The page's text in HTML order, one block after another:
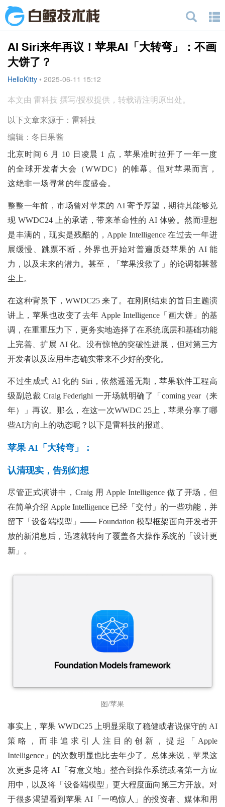
AI Siri来年再议！苹果AI「大转弯」：不画
大饼了？
HelloKitty • 2025-06-11 15:12
本文由 雷科技 撰写/授权提供，转载请注明原出处。
以下文章来源于：雷科技
编辑：冬日果酱
北京时间 6 月 10 日凌晨 1 点，苹果准时拉开了一年一度
的全球开发者大会（WWDC）的帷幕。但对苹果而言，
这绝非一场寻常的年度盛会。
整整一年前，市场曾对苹果的 AI 寄予厚望，期待其能够兑
现 WWDC24 上的承诺，带来革命性的 AI 体验。然而理想
是丰满的，现实是残酷的，Apple Intelligence 在过去一年进
展缓慢、跳票不断，外界也开始对普遍质疑苹果的 AI 能
力，以及未来的潜力。甚至，「苹果没救了」的论调都甚嚣
尘上。
在这种背景下，WWDC25 来了。在刚刚结束的首日主题演
讲上，苹果也改变了去年 Apple Intelligence「画大饼」的基
调，在重重压力下，更务实地选择了在系统底层和基础功能
上完善、扩展 AI 化。没有惊艳的突破性进展，但对第三方
开发者以及应用生态确实带来不少好的变化。
不过生成式 AI 化的 Siri，依然遥遥无期，苹果软件工程高
级副总裁 Craig Federighi 一开场就明确了「coming year（来
年）」再议。那么，在这一次WWDC 25上，苹果分享了哪
些AI方向上的动态呢？以下是雷科技的报道。
苹果 AI「大转弯」：
认清现实，告别幻想
尽管正式演讲中，Craig 用 Apple Intelligence 做了开场，但
在简单介绍 Apple Intelligence 已经「交付」的一些功能，并
留下「设备端模型」—— Foundation 模型框架面向开发者开
放的新消息后，迅速就转向了覆盖各大操作系统的「设计更
新」。
图/苹果
事实上，苹果 WWDC25 上明显采取了稳健或者说保守的 AI
策略，而非追求引人注目的创新，提起「Apple
Intelligence」的次数明显也比去年少了。总体来说，苹果这
次更多是将 AI「有意义地」整合到操作系统或者第一方应
用中，以及将「设备端模型」更大程度面向第三方开放。对
于很多渴望看到苹果 AI「一鸣惊人」的投资者、媒体和用